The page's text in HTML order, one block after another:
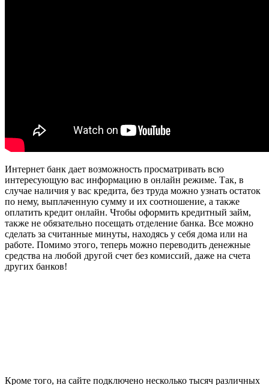
Интернет банк дает возможность просматривать всю
интересующую вас информацию в онлайн режиме. Так, в
случае наличия у вас кредита, без труда можно узнать остаток
по нему, выплаченную сумму и их соотношение, а также
оплатить кредит онлайн. Чтобы оформить кредитный займ,
также не обязательно посещать отделение банка. Все можно
сделать за считанные минуты, находясь у себя дома или на
работе. Помимо этого, теперь можно переводить денежные
средства на любой другой счет без комиссий, даже на счета
других банков!
Кроме того, на сайте подключено несколько тысяч различных